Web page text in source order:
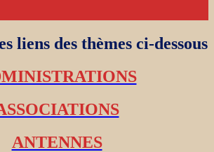
liens des thèmes ci-dessous
ANTENNES